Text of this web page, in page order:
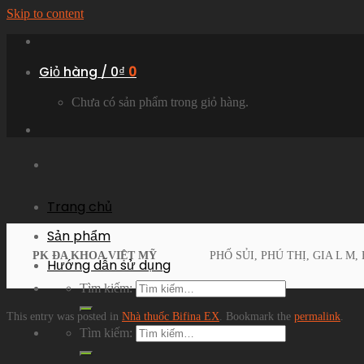
Skip to content
Giỏ hàng / 0₫ 0
Chưa có sản phẩm trong giỏ hàng.
Trang chủ
Sản phẩm
Hướng dẫn sử dụng
Tìm kiếm:
Tìm kiếm:
PK ĐA KHOA VIỆT MỸ PHỐ SỦI, PHÚ THỊ, GIA L M,
This entry was posted in Nhà thuốc Bifina EX. Bookmark the permalink.